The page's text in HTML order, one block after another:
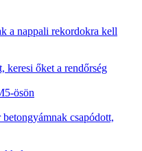
a nappali rekordokra kell
keresi őket a rendőrség
ösön
csapódott,